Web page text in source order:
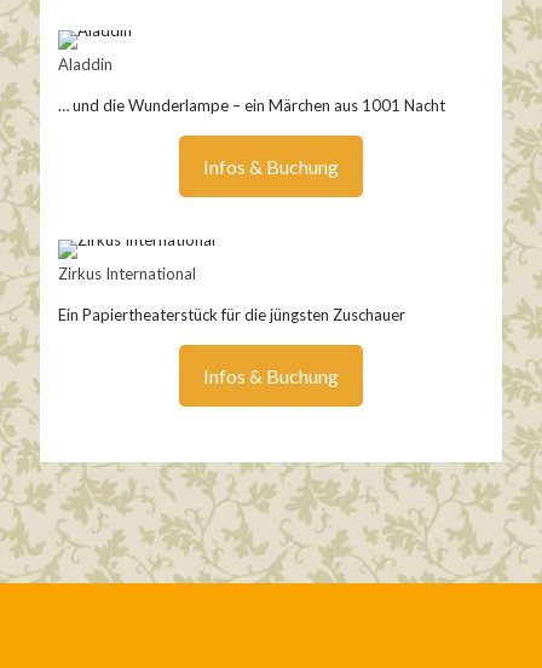
Aladdin
… und die Wunderlampe – ein Märchen aus 1001 Nacht
Infos & Buchung
Zirkus International
Ein Papiertheaterstück für die jüngsten Zuschauer
Infos & Buchung